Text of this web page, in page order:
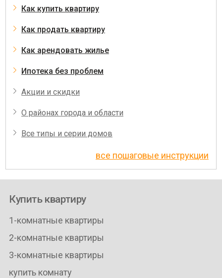
Как купить квартиру
Как продать квартиру
Как арендовать жилье
Ипотека без проблем
Акции и скидки
О районах города и области
Все типы и серии домов
все пошаговые инструкции
Купить квартиру
1-комнатные квартиры
2-комнатные квартиры
3-комнатные квартиры
купить комнату